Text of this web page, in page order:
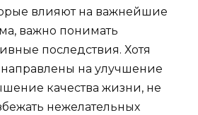
влияют на важнейшие
важно понимать
последствия. Хотя
на улучшение
качества жизни, не
нежелательных